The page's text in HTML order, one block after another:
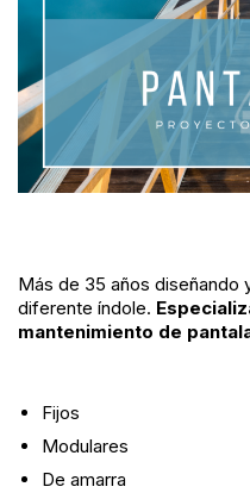
Más de 35 años diseñando
diferente índole.
mantenimiento de
Fijos
Modulares
De amarra